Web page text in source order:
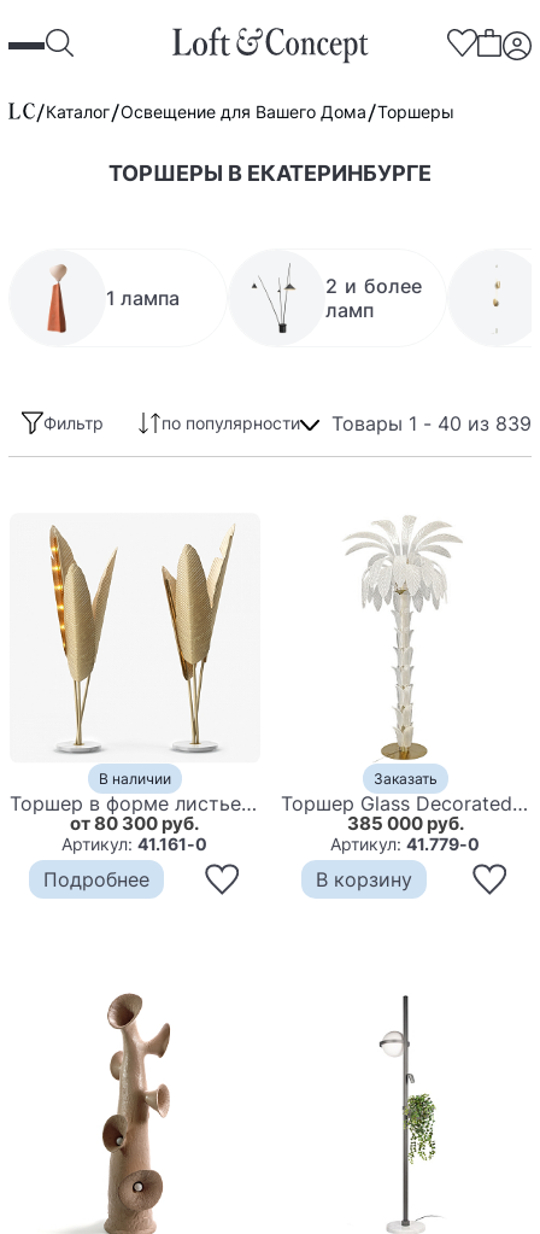
Каталог Освещение для Вашего Дома Торшеры
ТОРШЕРЫ В ЕКАТЕРИНБУРГЕ
1 лампа
2 и более
ламп
Фильтр по популярности Товары 1 - 40 из 839
В наличии
Торшер в форме листьев пальмы Ginger and Jagger Bananas floor lamp
от 80 300 руб.
Артикул:41.161-0
Подробнее
Заказать
Торшер Glass Decorated Palm Floor Lamp White Листья Пальмы
385 000 руб.
Артикул:41.779-0
В корзину